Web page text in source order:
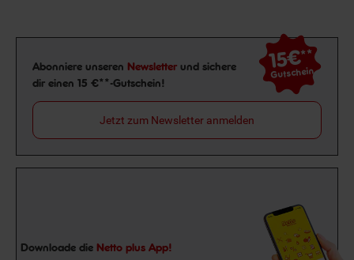
Newsletter Anmeldung
Abonniere unseren Newsletter und sichere
dir einen 15 €**-Gutschein!
15€**
Gutschein
Jetzt zum Newsletter anmelden
Downloade die Netto plus App!